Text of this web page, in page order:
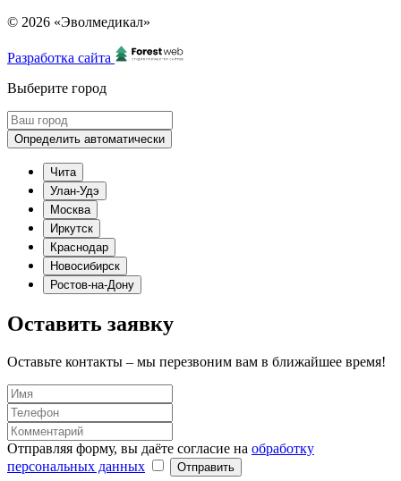
© 2026 «Эволмедикал»
Разработка сайта
Выберите город
Определить автоматически
Чита
Улан-Удэ
Москва
Иркутск
Краснодар
Новосибирск
Ростов-на-Дону
Оставить заявку
Оставьте контакты – мы перезвоним вам в ближайшее время!
Отправляя форму, вы даёте согласие на обработку
персональных данных
Отправить